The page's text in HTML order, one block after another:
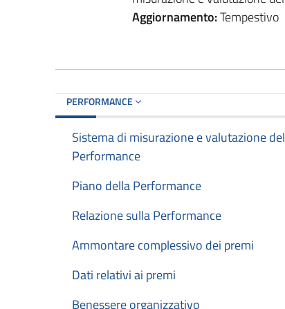
Aggiornamento:Tempestivo
PERFORMANCE
Sistema di misurazione e valutazione
Performance
Piano della Performance
Relazione sulla Performance
Ammontare complessivo dei premi
Dati relativi ai premi
Benessere organizzativo